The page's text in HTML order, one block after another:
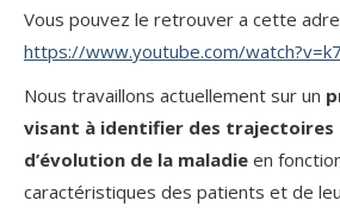
Vous pouvez le retrouver a cette
https://www.youtube.com/
Nous travaillons actuellement sur un
visant à identifier des trajectoires
d’évolution de la maladie en
caractéristiques des patients et de